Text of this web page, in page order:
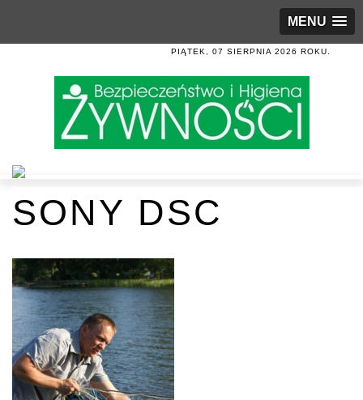
MENU
PIĄTEK, 07 SIERPNIA 2026 ROKU.
SONY DSC